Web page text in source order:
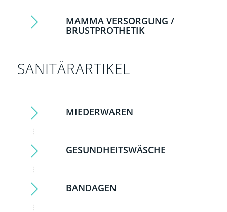
MAMMA VERSORGUNG /
BRUSTPROTHETIK
SANITÄRARTIKEL
MIEDERWAREN
GESUNDHEITSWÄSCHE
BANDAGEN